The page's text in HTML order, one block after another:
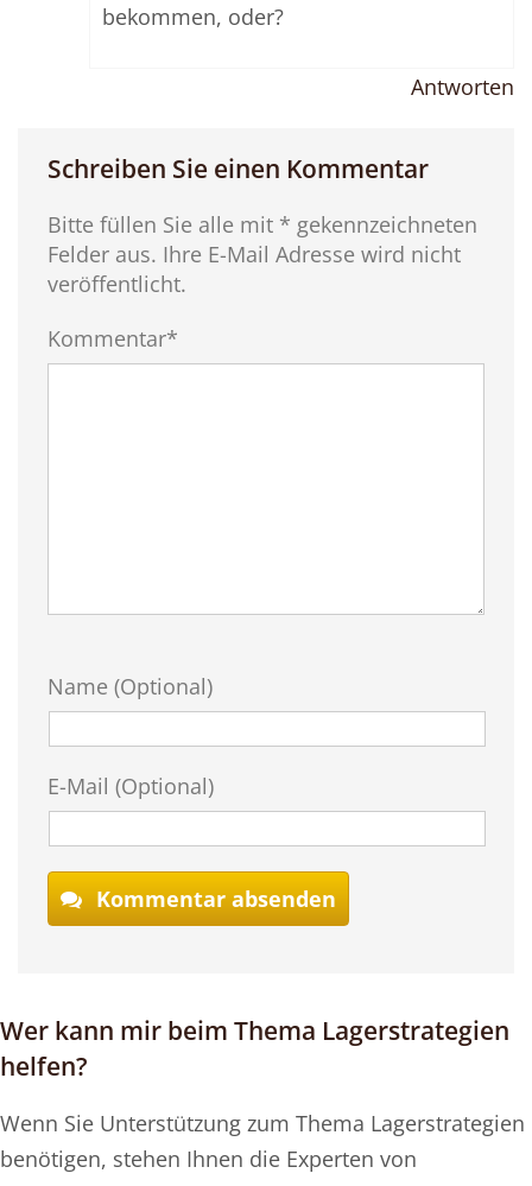
bekommen, oder?
Antworten
Schreiben Sie einen Kommentar
Bitte füllen Sie alle mit * gekennzeichneten
Felder aus. Ihre E-Mail Adresse wird nicht
veröffentlicht.
Kommentar*
Name (Optional)
E-Mail (Optional)
Kommentar absenden
Wer kann mir beim Thema Lagerstrategien
helfen?
Wenn Sie Unterstützung zum Thema Lagerstrategien
benötigen, stehen Ihnen die Experten von